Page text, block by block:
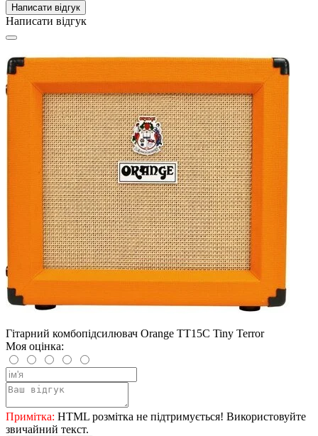
Написати відгук
Написати відгук
Гітарний комбопідсилювач Orange TT15C Tiny Terror
Моя оцінка:
Примітка: HTML розмітка не підтримується! Використовуйте
звичайний текст.